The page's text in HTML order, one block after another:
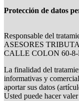
Protección de datos
Responsable del
ASESORES
CALLE COLON 60-
La finalidad del
informativas y
aportar sus datos
Usted puede hacer